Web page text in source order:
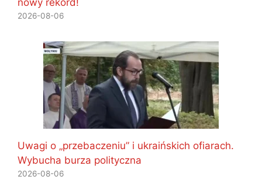
nowy rekord!
2026-08-06
Uwagi o „przebaczeniu” i ukraińskich ofiarach.
Wybucha burza polityczna
2026-08-06